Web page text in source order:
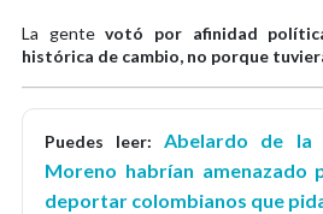
La gentevotó por afinidad
histórica de cambio, no porque
Puedes leer:Abelardo de la
Moreno habrían amenazado
deportar colombianos que